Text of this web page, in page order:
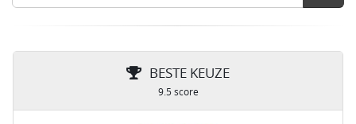
BESTE KEUZE
9.5 score